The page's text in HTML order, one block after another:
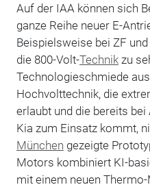
Auf der IAA können sich
ganze Reihe neuer E-
Beispielsweise bei ZF
die 800-Volt-Technikzu
Technologieschmiede
Hochvolttechnik, die
erlaubt und die bereits
Kia zum Einsatz kommt,
München gezeigte
Motors kombiniert KI-
mit einem neuen